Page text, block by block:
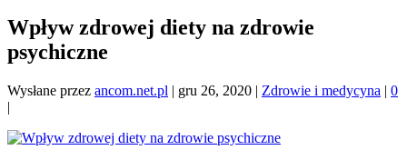
Wpływ zdrowej diety na zdrowie
psychiczne
Wysłane przez ancom.net.pl | gru 26, 2020 | Zdrowie i medycyna | 0
|